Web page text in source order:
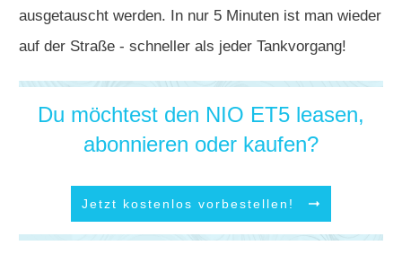
ausgetauscht werden. In nur 5 Minuten ist man wieder
auf der Straße - schneller als jeder Tankvorgang!
Du möchtest den NIO ET5 leasen,
abonnieren oder kaufen?
Jetzt kostenlos vorbestellen!